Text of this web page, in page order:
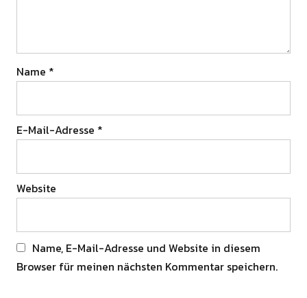
Name *
E-Mail-Adresse *
Website
Name, E-Mail-Adresse und Website in diesem
Browser für meinen nächsten Kommentar speichern.